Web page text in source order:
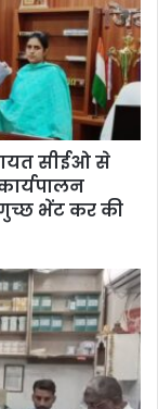
सीईओ से
भेंट कर की